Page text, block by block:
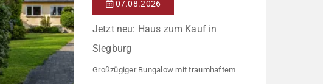
07.08.2026
Jetzt neu: Haus zum Kauf in
Siegburg
Großzügiger Bungalow mit traumhaftem